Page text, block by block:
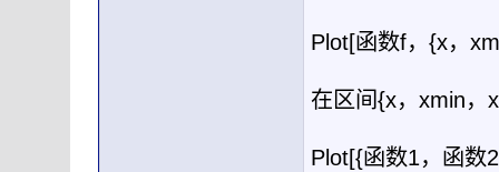
Plot[函数f， {x，
在区间 {x， xmin，
Plot[{函数1，函数